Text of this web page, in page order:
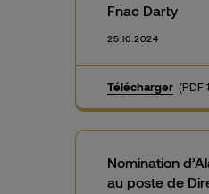
Fnac Darty
25.10.2024
Télécharger (PDF
Nomination
au poste de